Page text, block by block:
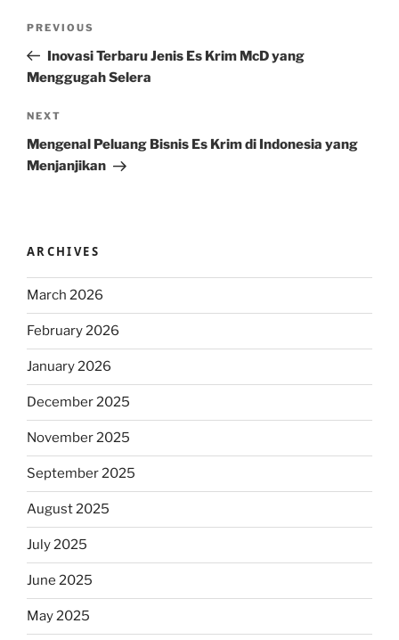
Previous
Post
PREVIOUS
Inovasi Terbaru Jenis Es Krim McD yang
Menggugah Selera
Next
Post
NEXT
Mengenal Peluang Bisnis Es Krim di Indonesia yang
Menjanjikan
ARCHIVES
March 2026
February 2026
January 2026
December 2025
November 2025
September 2025
August 2025
July 2025
June 2025
May 2025